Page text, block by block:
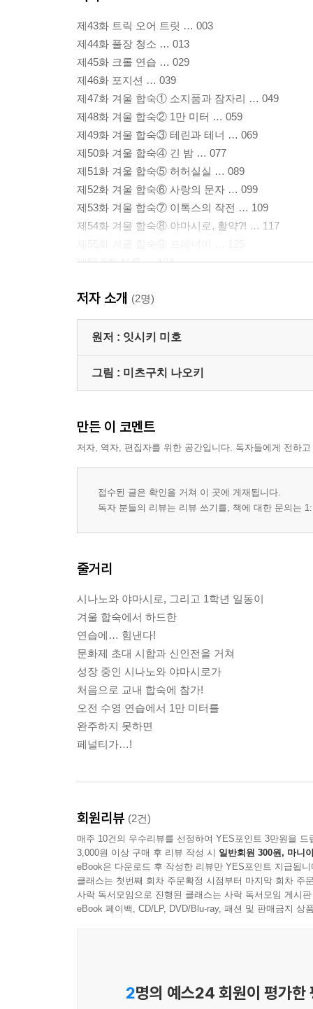
제43화 트릭 오어 트릿 … 003
제44화 풀장 청소 … 013
제45화 크롤 연습 … 029
제46화 포지션 … 039
제47화 겨울 합숙① 소지품과 잠자리 … 049
제48화 겨울 합숙② 1만 미터 … 059
제49화 겨울 합숙③ 테린과 테너 … 069
제50화 겨울 합숙④ 긴 밤 … 077
제51화 겨울 합숙⑤ 허허실실 … 089
제52화 겨울 합숙⑥ 사랑의 문자 … 099
제53화 겨울 합숙⑦ 이톡스의 작전 … 109
제54화 겨울 합숙⑧ 야마시로, 활약?! … 117
제55.5화 부록 … 134
저자 소개 (2명)
원저 : 잇시키 미호
그림 : 미츠구치 나오키
만든 이 코멘트
저자, 역자, 편집자를 위한 공간입니다. 독자들에게 전하
접수된 글은 확인을 거쳐 이 곳에 게재됩니다.
독자 분들의 리뷰는 리뷰 쓰기를, 책에 대한 문의는
줄거리
시나노와 야마시로, 그리고 1학년 일동이
겨울 합숙에서 하드한
연습에… 힘낸다!
문화제 초대 시합과 신인전을 거쳐
성장 중인 시나노와 야마시로가
처음으로 교내 합숙에 참가!
오전 수영 연습에서 1만 미터를
완주하지 못하면
페널티가…!
회원리뷰 (2건)
매주 10건의 우수리뷰를 선정하여 YES포인트 3만원을 드
3,000원 이상 구매 후 리뷰 작성 시 일반회원 300원, 마니
eBook은 다운로드 후 작성한 리뷰만 YES포인트 지급됩니
클래스는 첫번째 회차 주문확정 시점부터 마지막 회차 주
사락 독서모임으로 진행된 클래스는 사락 독서모임 게시
eBook 페이백, CD/LP, DVD/Blu-ray, 패션 및 판매금지 상
2명의 예스24 회원이 평가한